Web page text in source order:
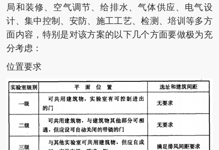
局和装修、空气调节、给排水、气体供应、电气设
计、集中控制、安防、施工工艺、检测、培训等多方
面内容，特别是对该方案的以下几个方面要做极为充
分考虑：
位置要求